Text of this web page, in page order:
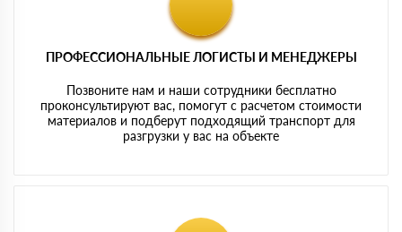
ПРОФЕССИОНАЛЬНЫЕ ЛОГИСТЫ И МЕНЕДЖЕРЫ
Позвоните нам и наши сотрудники бесплатно
проконсультируют вас, помогут с расчетом стоимости
материалов и подберут подходящий транспорт для
разгрузки у вас на объекте